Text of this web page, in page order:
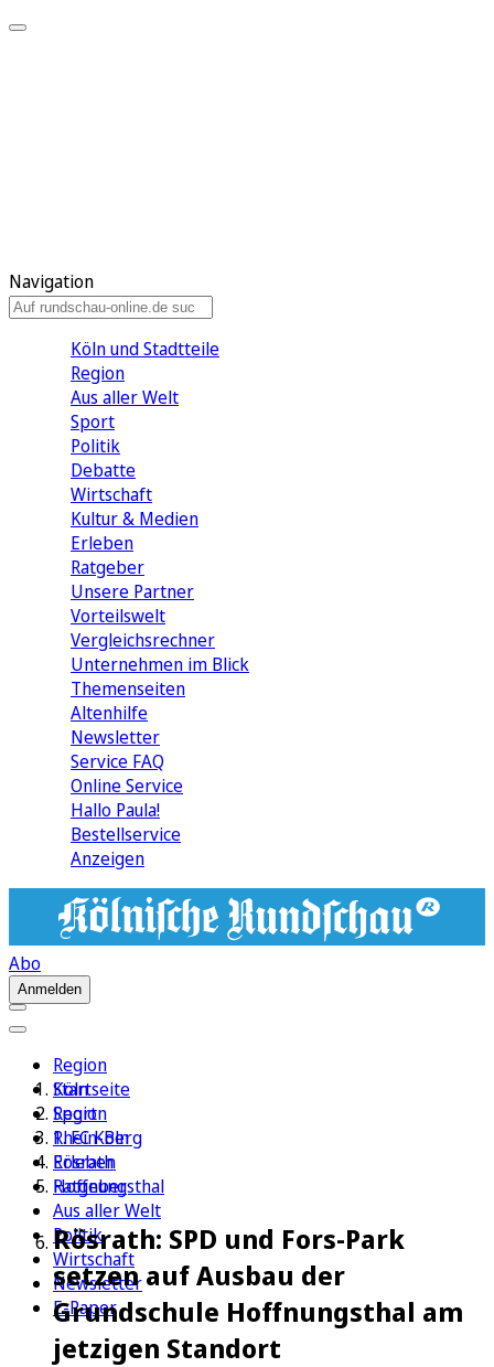
Navigation
Köln und Stadtteile
Region
Aus aller Welt
Sport
Politik
Debatte
Wirtschaft
Kultur & Medien
Erleben
Ratgeber
Unsere Partner
Vorteilswelt
Vergleichsrechner
Unternehmen im Blick
Themenseiten
Altenhilfe
Newsletter
Service FAQ
Online Service
Hallo Paula!
Bestellservice
Anzeigen
Abo
Anmelden
Region
Köln
Sport
1. FC Köln
Erleben
Ratgeber
Aus aller Welt
Politik
Wirtschaft
Newsletter
E-Paper
Startseite
Region
Rhein-Berg
Rösrath
Hoffnungsthal
Rösrath: SPD und Fors-Park
setzen auf Ausbau der
Grundschule Hoffnungsthal am
jetzigen Standort